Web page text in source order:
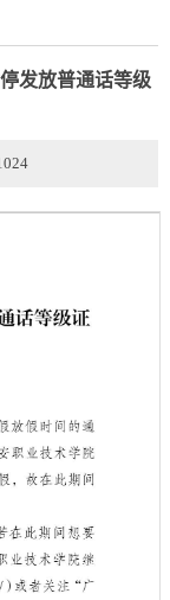
发放普通话等级